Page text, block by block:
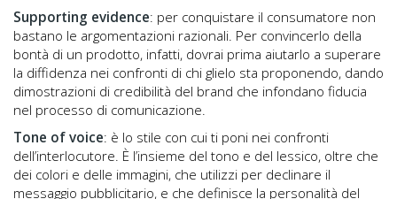
Supporting evidence: per conquistare il consumatore non
bastano le argomentazioni razionali. Per convincerlo della
bontà di un prodotto, infatti, dovrai prima aiutarlo a superare
la diffidenza nei confronti di chi glielo sta proponendo, dando
dimostrazioni di credibilità del brand che infondano fiducia
nel processo di comunicazione.
Tone of voice: è lo stile con cui ti poni nei confronti
dell’interlocutore. È l’insieme del tono e del lessico, oltre che
dei colori e delle immagini, che utilizzi per declinare il
messaggio pubblicitario, e che definisce la personalità del